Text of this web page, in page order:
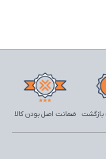
ضمانت اصل بودن کالا